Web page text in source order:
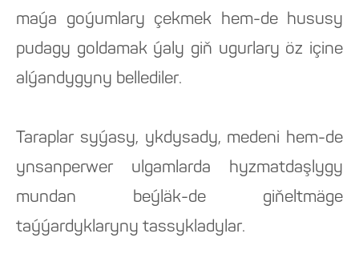
maýa goýumlary çekmek hem-de hususy
pudagy goldamak ýaly giň ugurlary öz içine
alýandygyny bellediler.
Taraplar syýasy, ykdysady, medeni hem-de
ynsanperwer ulgamlarda hyzmatdaşlygy
mundan beýläk-de giňeltmäge
taýýardyklaryny tassykladylar.